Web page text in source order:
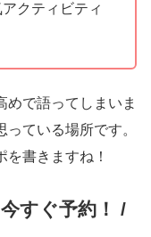
クティビティ
めで語ってしまいま
ている場所です。
書きますね！
すぐ予約！ /